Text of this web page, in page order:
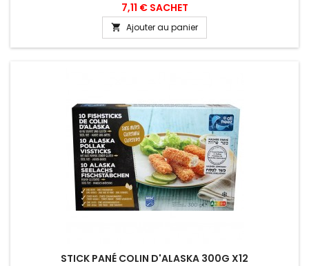
7,11 € SACHET
 Ajouter au panier
STICK PANÉ COLIN D'ALASKA 300G X12